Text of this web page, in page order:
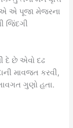
એ પૂજા મેજરના
જિંદગી
દે છે એવો દઢ
માવજત કરવી,
ગુણો હતા.